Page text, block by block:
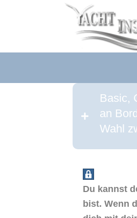
Basic,
an
Wahl
Du kannst
bist. Wenn